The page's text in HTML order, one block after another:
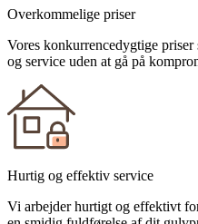
Overkommelige priser
Vores konkurrencedygtige
og service uden at gå på
Hurtig og effektiv service
Vi arbejder hurtigt og effektivt